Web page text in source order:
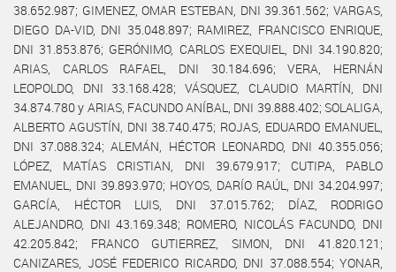
38.652.987; GIMENEZ, OMAR ESTEBAN, DNI 39.361.562; VARGAS,
DIEGO DA-VID, DNI 35.048.897; RAMIREZ, FRANCISCO ENRIQUE,
DNI 31.853.876; GERÓNIMO, CARLOS EXEQUIEL, DNI 34.190.820;
ARIAS, CARLOS RAFAEL, DNI 30.184.696; VERA, HERNÁN
LEOPOLDO, DNI 33.168.428; VÁSQUEZ, CLAUDIO MARTÍN, DNI
34.874.780 y ARIAS, FACUNDO ANÍBAL, DNI 39.888.402; SOLALIGA,
ALBERTO AGUSTÍN, DNI 38.740.475; ROJAS, EDUARDO EMANUEL,
DNI 37.088.324; ALEMÁN, HÉCTOR LEONARDO, DNI 40.355.056;
LÓPEZ, MATÍAS CRISTIAN, DNI 39.679.917; CUTIPA, PABLO
EMANUEL, DNI 39.893.970; HOYOS, DARÍO RAÚL, DNI 34.204.997;
GARCÍA, HÉCTOR LUIS, DNI 37.015.762; DÍAZ, RODRIGO
ALEJANDRO, DNI 43.169.348; ROMERO, NICOLÁS FACUNDO, DNI
42.205.842; FRANCO GUTIERREZ, SIMON, DNI 41.820.121;
CANIZARES, JOSÉ FEDERICO RICARDO, DNI 37.088.554; YONAR,